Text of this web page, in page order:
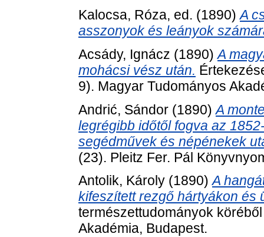
Kalocsa, Róza, ed. (1890)A
asszonyok és leányok
Acsády, Ignácz (1890)A
mohácsi vész után.
9). Magyar Tudományos
Andrić, Sándor (1890)A
legrégibb időtől fogva az
segédművek és népénekek
(23). Pleitz Fer. Pál
Antolik, Károly (1890)A
kifeszített rezgő hártyákon és
természettudományok
Akadémia, Budapest.